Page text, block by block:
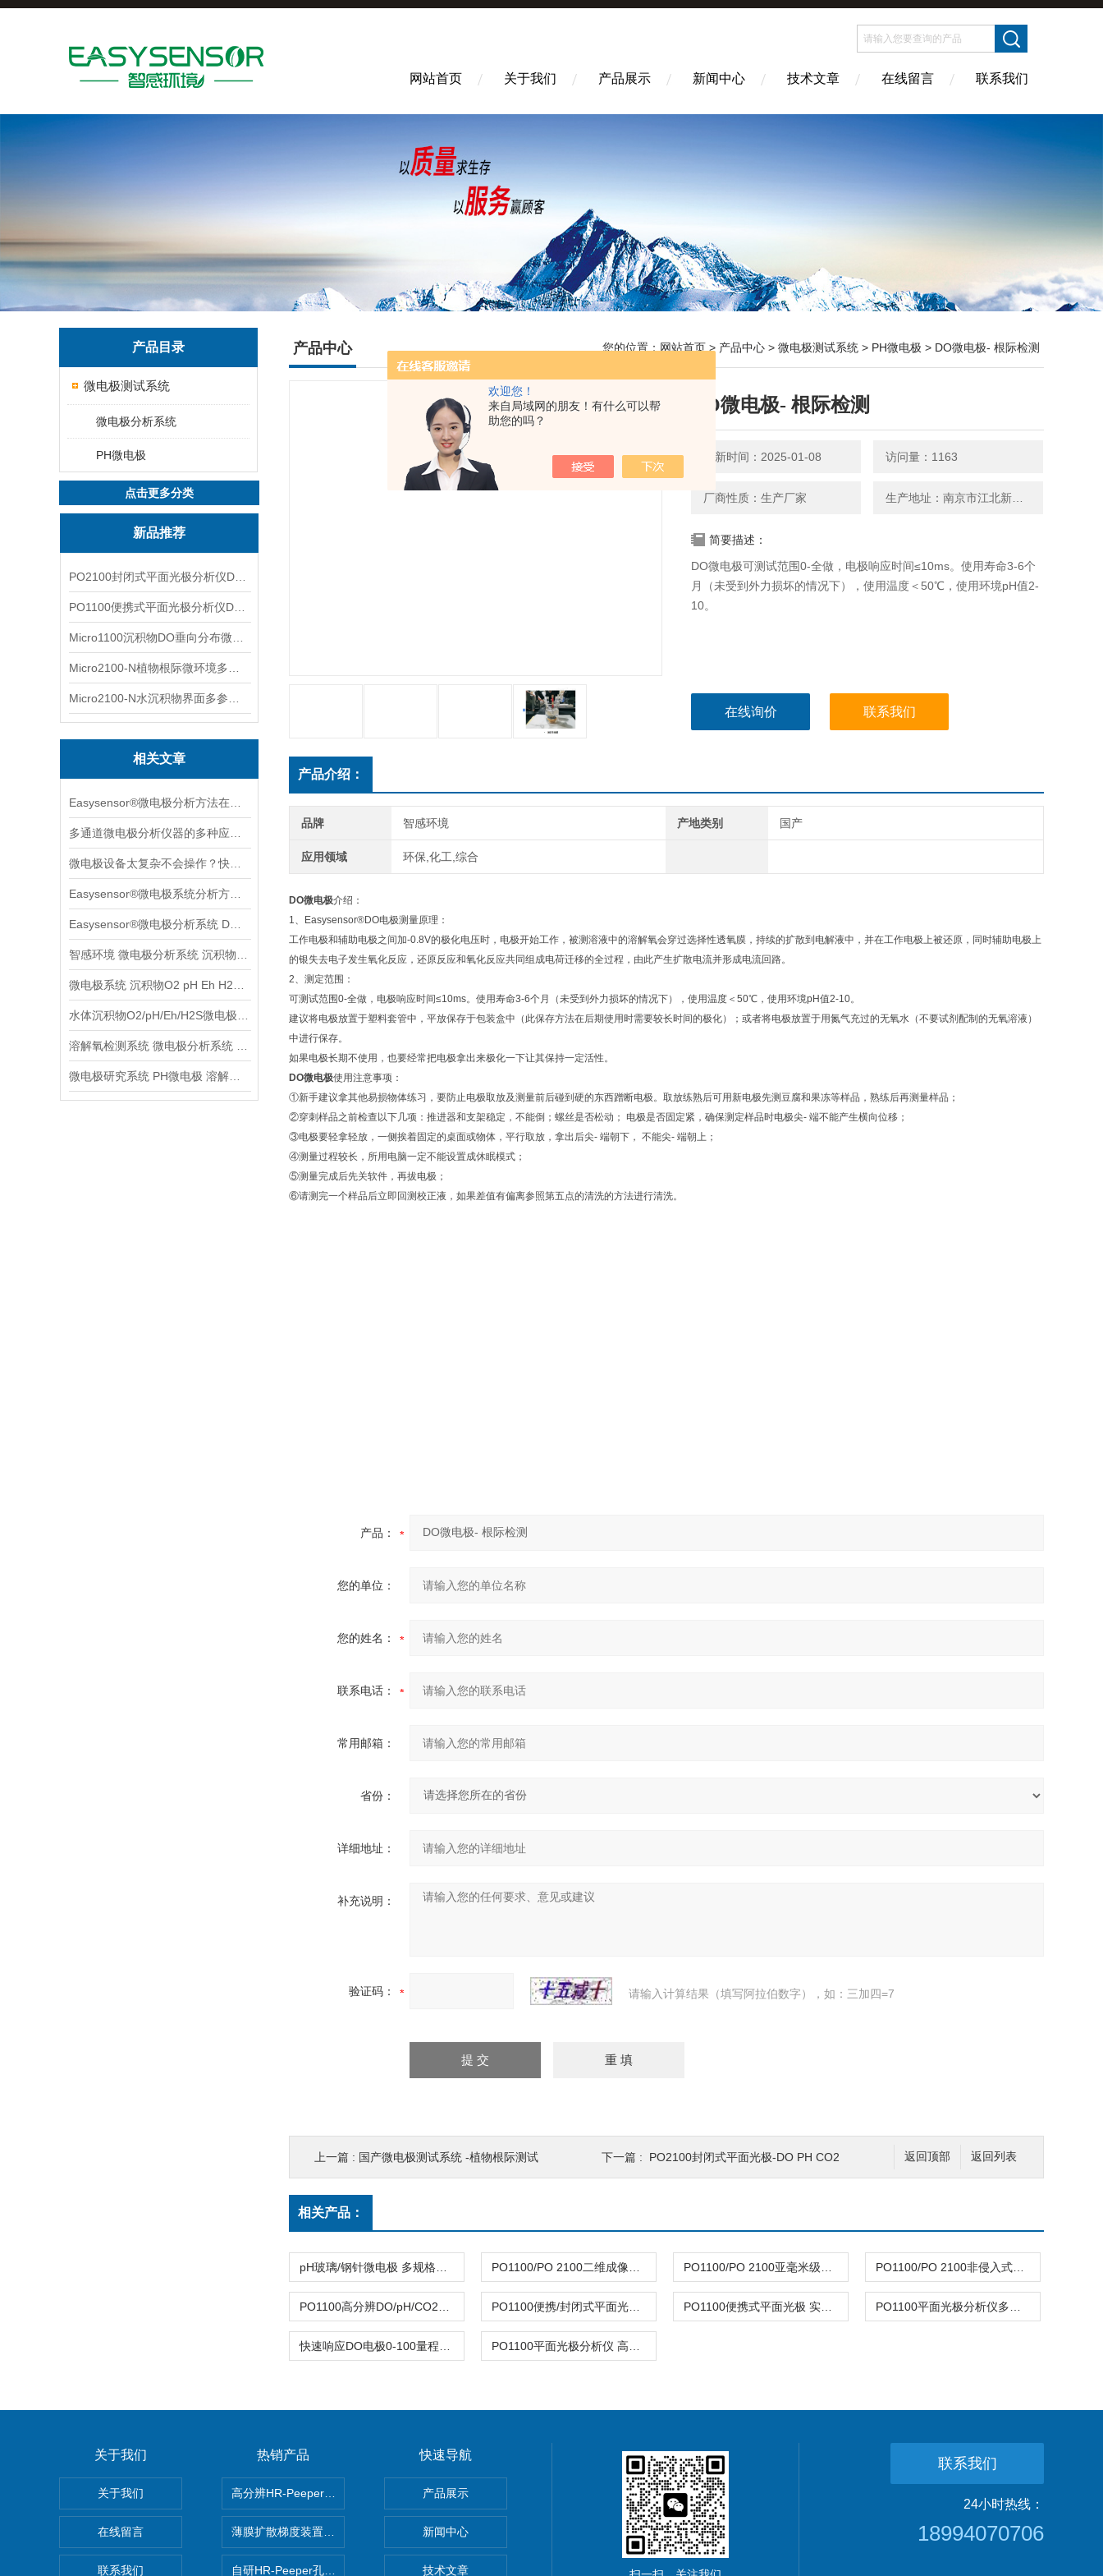
欢迎您！
来自局域网的朋友！有什么可以帮
助您的吗？
网站首页 关于我们 产品展示 新闻中心 技术文章 在线留言 联系我们
产品目录
微电极测试系统
微电极分析系统
PH微电极
点击更多分类
新品推荐
相关文章
产品中心 您的位置： 网站首页 > 产品中心 > 微电极测试系统 > PH微电极 > DO微电极- 根际检测
DO微电极- 根际检测
更新时间：2025-01-08 访问量：1163
厂商性质：生产厂家
简要描述：
DO微电极可测试范围0-全做，电极响应时间≤10ms。使用寿命3-6个
月（未受到外力损坏的情况下），使用温度＜50℃，使用环境pH值2-
10。
在线询价 联系我们
产品介绍：
品牌 智感环境 产地类别 国产
应用领域 环保,化工,综合
DO微电极介绍：
1、Easysensor®DO电极测量原理：
工作电极和辅助电极之间加-0.8V的极化电压时，电极开始工作，被测溶液中的溶解氧会穿过选择性透氧膜，持续的扩散到电解液中，并在工作电极上被还原，同时辅助电极上
的银失去电子发生氧化反应，还原反应和氧化反应共同组成电荷迁移的全过程，由此产生扩散电流并形成电流回路。
2、测定范围：
可测试范围0-全做，电极响应时间≤10ms。使用寿命3-6个月（未受到外力损坏的情况下），使用温度＜50℃，使用环境pH值2-10。
建议将电极放置于塑料套管中，平放保存于包装盒中（此保存方法在后期使用时需要较长时间的极化）；或者将电极放置于用氮气充过的无氧水（不要试剂配制的无氧溶液）
中进行保存。
如果电极长期不使用，也要经常把电极拿出来极化一下让其保持一定活性。
DO微电极使用注意事项：
①新手建议拿其他易损物体练习，要防止电极取放及测量前后碰到硬的东西蹭断电极。取放练熟后可用新电极先测豆腐和果冻等样品，熟练后再测量样品；
②穿刺样品之前检查以下几项：推进器和支架稳定，不能倒；螺丝是否松动； 电极是否固定紧，确保测定样品时电极尖- 端不能产生横向位移；
③电极要轻拿轻放，一侧挨着固定的桌面或物体，平行取放，拿出后尖- 端朝下， 不能尖- 端朝上；
④测量过程较长，所用电脑一定不能设置成休眠模式；
⑤测量完成后先关软件，再拔电极；
⑥请测完一个样品后立即回测校正液，如果差值有偏离参照第五点的清洗的方法进行清洗。
产品：
您的单位：
您的姓名：
联系电话：
常用邮箱：
省份：
详细地址：
补充说明：
验证码： 请输入计算结果（填写阿拉伯数字），如：三加四=7
返回列表
返回顶部
上一篇 : 国产微电极测试系统 -植物根际测试 下一篇 : PO2100封闭式平面光极-DO PH CO2
相关产品：
关于我们
关于我们
在线留言
联系我们
热销产品
高分辨HR-Peeper采样器孔隙水采集30+溶解态
薄膜扩散梯度装置 Agl DGT
自研HR-Peeper孔隙水采样器48h快速平衡
快速导航
产品展示
新闻中心
技术文章
联系我们
24小时热线：
18994070706